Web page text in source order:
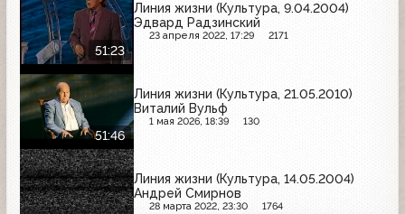
51:23
Линия жизни (Культура, 9.04.2004)
Эдвард Радзинский
23 апреля 2022, 17:29 2171
51:46
Линия жизни (Культура, 21.05.2010)
Виталий Вульф
1 мая 2026, 18:39 130
Линия жизни (Культура, 14.05.2004)
Андрей Смирнов
28 марта 2022, 23:30 1764